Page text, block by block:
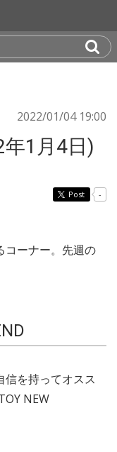
2022/01/04 19:00
1月4日)
Post -
コーナー。先週の
信を持ってオスス
NEW